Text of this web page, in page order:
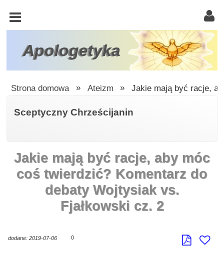
Apologetyka
KOŚCIÓŁ
KATOLICKI
TRÓJCA
ŚWIĘTA
W
OBRONIE
WIARY
Strona domowa » Ateizm » Jakie mają być racje,
Sceptyczny Chrześcijanin
Jakie mają być racje, aby móc
coś twierdzić? Komentarz do
debaty Wojtysiak vs.
Fjałkowski cz. 2
dodane: 2019-07-06 0